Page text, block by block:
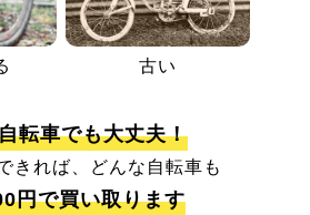
古い
転車でも大丈夫！
きれば、どんな自転車も
円で買い取ります